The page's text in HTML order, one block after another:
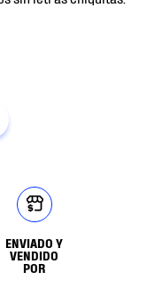
ENVIADO Y
VENDIDO
POR